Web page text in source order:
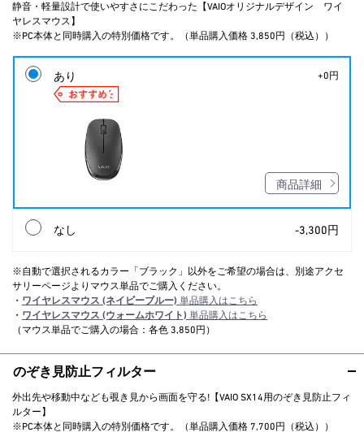
静音・軽量設計で使いやすさにこだわった【VAIOオリジナルデザイン ワイ
ヤレスマウス】
※PC本体と同時購入の特別価格です。（単品購入価格 3,850円（税込））
あり +0円
商品詳細
なし -3,300円
※自動で選択されるカラー「ブラック」以外をご希望の場合は、別途アクセ
サリーページよりマウス単品でご購入ください。
・ ワイヤレスマウス (ネイビーブルー) 単品購入はこちら
・ ワイヤレスマウス (ウォームホワイト) 単品購入はこちら
（マウス単品でご購入の場合：各色 3,850円）
のぞき見防止フィルター
外出先や移動中なども覗き見から画面を守る!【VAIO SX14用のぞき見防止フィ
ルター】
※PC本体と同時購入の特別価格です。（単品購入価格 7,700円（税込））